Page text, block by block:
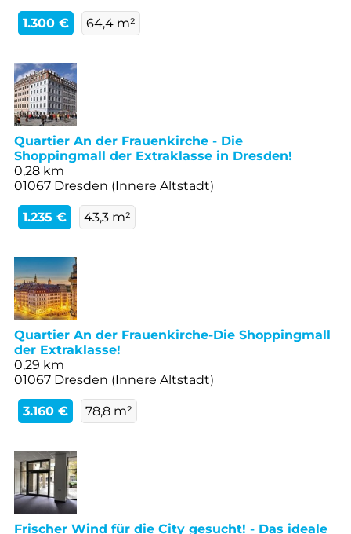
1.300 € 64,4 m²
Quartier An der Frauenkirche - Die
Shoppingmall der Extraklasse in Dresden!
0,28 km
01067 Dresden (Innere Altstadt)
1.235 € 43,3 m²
Quartier An der Frauenkirche-Die Shoppingmall
der Extraklasse!
0,29 km
01067 Dresden (Innere Altstadt)
3.160 € 78,8 m²
Frischer Wind für die City gesucht! - Das ideale